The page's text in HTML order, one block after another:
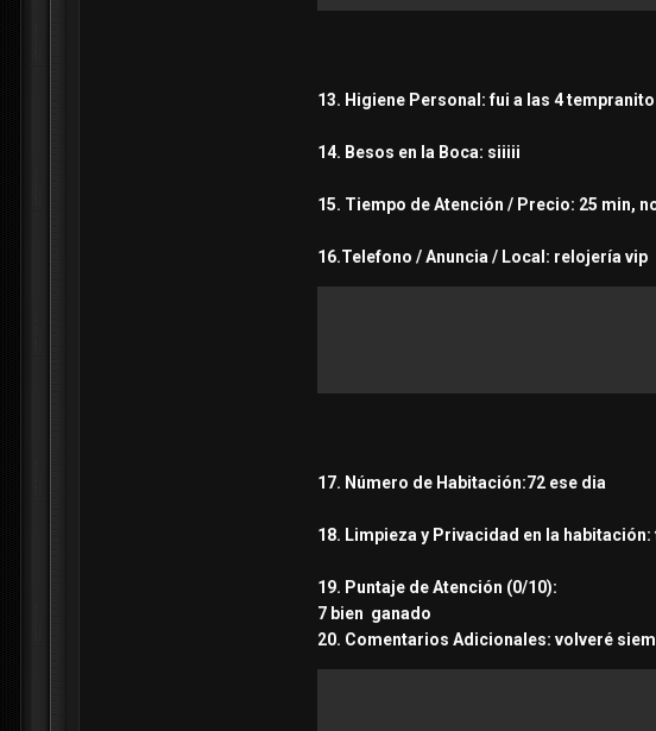
13. Higiene Personal: fui a las 4 tempranito
14. Besos en la Boca: siiiii
15. Tiempo de Atención / Precio: 25 min,
16.Telefono / Anuncia / Local: relojería vip
17. Número de Habitación:72 ese dia
18. Limpieza y Privacidad en la habitación:
19. Puntaje de Atención (0/10):
7 bien ganado
20. Comentarios Adicionales: volveré